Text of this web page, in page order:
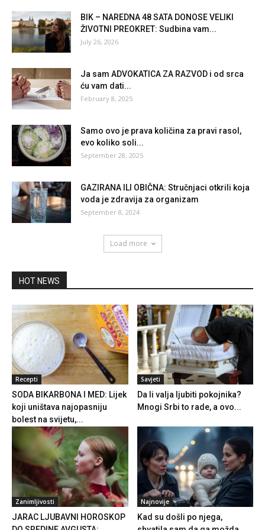
ŽIVOTNI PREOKRET: Sudbina vam...
July 26, 2026
ću vam dati...
February 8, 2025
evo koliko soli...
September 28, 2025
voda je zdravija za organizam
September 8, 2024
HOT NEWS
Recepti
SODA BIKARBONA I MED: Lijek
koji uništava najopasniju
bolest na svijetu,...
Savjeti
Da li valja ljubiti pokojnika?
Mnogi Srbi to rade, a ovo...
Zanimljivosti
JARAC LJUBAVNI HOROSKOP
DO SREDINE AVGUSTA:
Najnovije
Kad su došli po njega,
shvatila sam da ga možda